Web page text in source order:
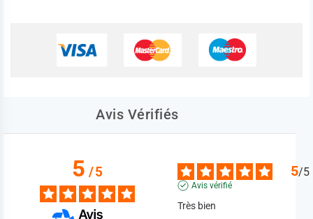
Avis Vérifiés
5/5 5/5
Avis vérifié
Très bien